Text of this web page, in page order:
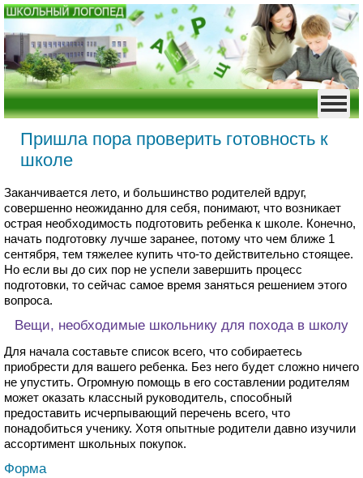
Пришла пора проверить готовность к
школе
Заканчивается лето, и большинство родителей вдруг,
совершенно неожиданно для себя, понимают, что возникает
острая необходимость подготовить ребенка к школе. Конечно,
начать подготовку лучше заранее, потому что чем ближе 1
сентября, тем тяжелее купить что-то действительно стоящее.
Но если вы до сих пор не успели завершить процесс
подготовки, то сейчас самое время заняться решением этого
вопроса.
Вещи, необходимые школьнику для похода в школу
Для начала составьте список всего, что собираетесь
приобрести для вашего ребенка. Без него будет сложно ничего
не упустить. Огромную помощь в его составлении родителям
может оказать классный руководитель, способный
предоставить исчерпывающий перечень всего, что
понадобиться ученику. Хотя опытные родители давно изучили
ассортимент школьных покупок.
Форма